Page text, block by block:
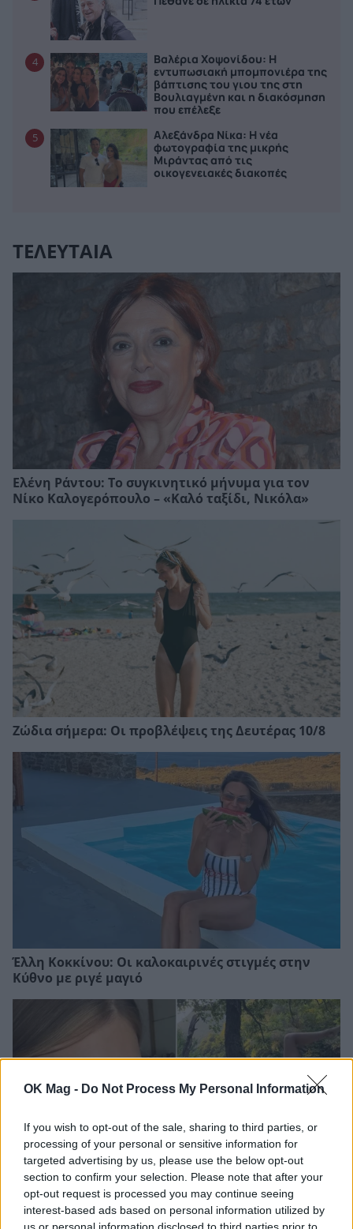
OK Mag - Do Not Process My Personal Information
If you wish to opt-out of the sale, sharing to third parties, or
processing of your personal or sensitive information for
targeted advertising by us, please use the below opt-out
section to confirm your selection. Please note that after your
opt-out request is processed you may continue seeing
interest-based ads based on personal information utilized by
us or personal information disclosed to third parties prior to
4
Βαλέρια Χοψονίδου: Η
εντυπωσιακή μπομπονιέρα της
βάπτισης του γιου της στη
Βουλιαγμένη και η διακόσμηση
που επέλεξε
5
Αλεξάνδρα Νίκα: Η νέα
φωτογραφία της μικρής
Μιράντας από τις
οικογενειακές διακοπές
ΤΕΛΕΥΤΑΙΑ
Ελένη Ράντου: Το συγκινητικό μήνυμα για τον
Νίκο Καλογερόπουλο – «Καλό ταξίδι, Νικόλα»
Ζώδια σήμερα: Οι προβλέψεις της Δευτέρας 10/8
Έλλη Κοκκίνου: Οι καλοκαιρινές στιγμές στην
Κύθνο με ριγέ μαγιό
Κλέλια Ανδριολάτου: Yoga δίπλα στα νερά του